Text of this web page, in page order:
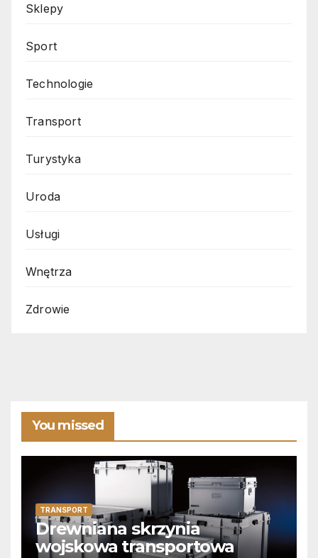
Sklepy
Sport
Technologie
Transport
Turystyka
Uroda
Usługi
Wnętrza
Zdrowie
You missed
TRANSPORT
Drewniana skrzynia
wojskowa transportowa